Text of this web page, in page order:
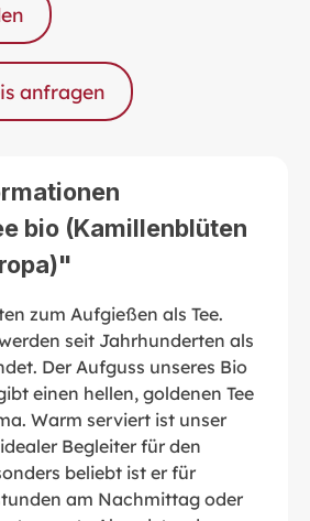
anfragen
bio (Kamillenblüten
zum Aufgießen als Tee.
seit Jahrhunderten als
Der Aufguss unseres Bio
einen hellen, goldenen Tee
Warm serviert ist unser
Begleiter für den
beliebt ist er für
am Nachmittag oder